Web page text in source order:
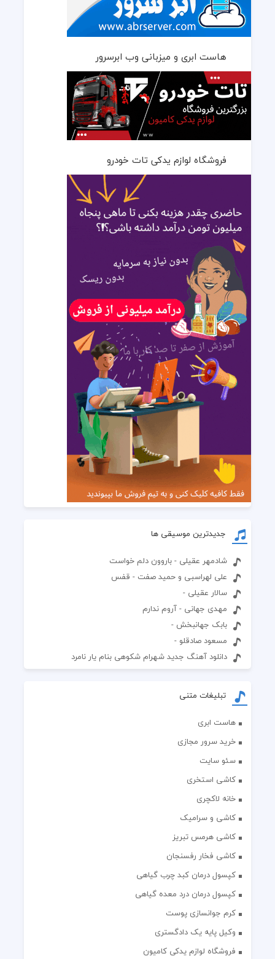
هاست ابری و میزبانی وب ابرسرور
فروشگاه لوازم یدکی تات خودرو
جدیدترین موسیقی ها
شادمهر عقیلی - باروون دلم خواست
علی لهراسبی و حمید صفت - قفس
سالار عقیلی -
مهدی جهانی - آروم ندارم
بابک جهانبخش -
مسعود صادقلو -
دانلود آهنگ جدید شهرام شکوهی بنام یار نامرد
تبلیغات متنی
هاست ابری
خرید سرور مجازی
سئو سایت
کاشی استخری
خانه لاکچری
کاشی و سرامیک
کاشی هرمس تبریز
کاشی فخار رفسنجان
کپسول درمان کبد چرب گیاهی
کپسول درمان درد معده گیاهی
کرم جوانسازی پوست
وکیل پایه یک دادگستری
فروشگاه لوازم یدکی کامیون